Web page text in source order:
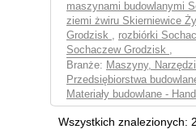
maszynami budowlanymi
ziemi żwiru Skierniewice
Grodzisk , rozbiórki
Sochaczew Grodzisk ,
Branże: Maszyny,
Przedsiębiorstwa
Materiały budowlane -
Wszystkich znalezionych: